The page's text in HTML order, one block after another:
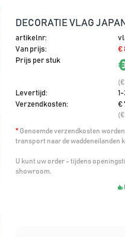
DECORATIE VLAG
artikelnr:
Van prijs:
€
Prijs per stuk
Levertijd:
Verzendkosten:
€
* Genoemde verzendkosten
transport naar de waddeneilanden
U kunt uw order - tijdens
showroom.